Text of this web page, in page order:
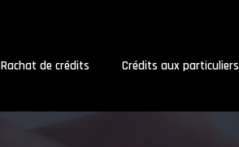
Rachat de crédits Crédits aux particuliers